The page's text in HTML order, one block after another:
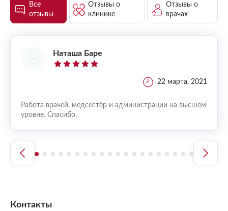
Все
отзывы
Отзывы о
клинике
Отзывы о
врачах
Наташа Барe
22 марта, 2021
Работа врачей, медсестёр и администрации на высшем
уровне. Спасибо.
Контакты